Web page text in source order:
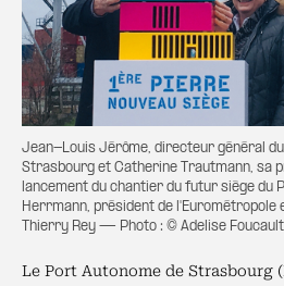
Jean-Louis Jérôme, directeur général
Strasbourg et Catherine Trautmann, sa
lancement du chantier du futur siège du
Herrmann, président de l'Eurométropole
Thierry Rey — Photo : © Adelise Foucault
Le Port Autonome de Strasbourg